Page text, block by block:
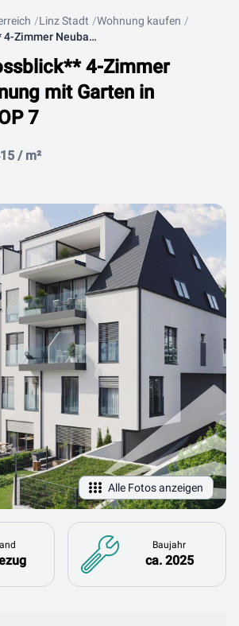
Linz Stadt
Wohnung kaufen
** Das Schlossblick** 4-Zimmer Neubauwohnung mit Garten in Bestlage - TOP 7
4-Zimmer
mit Garten in
7
/ m²
Alle Fotos anzeigen
Baujahr
ca. 2025